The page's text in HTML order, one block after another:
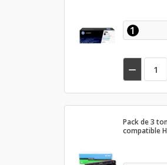
1

Pack de 3
compatible